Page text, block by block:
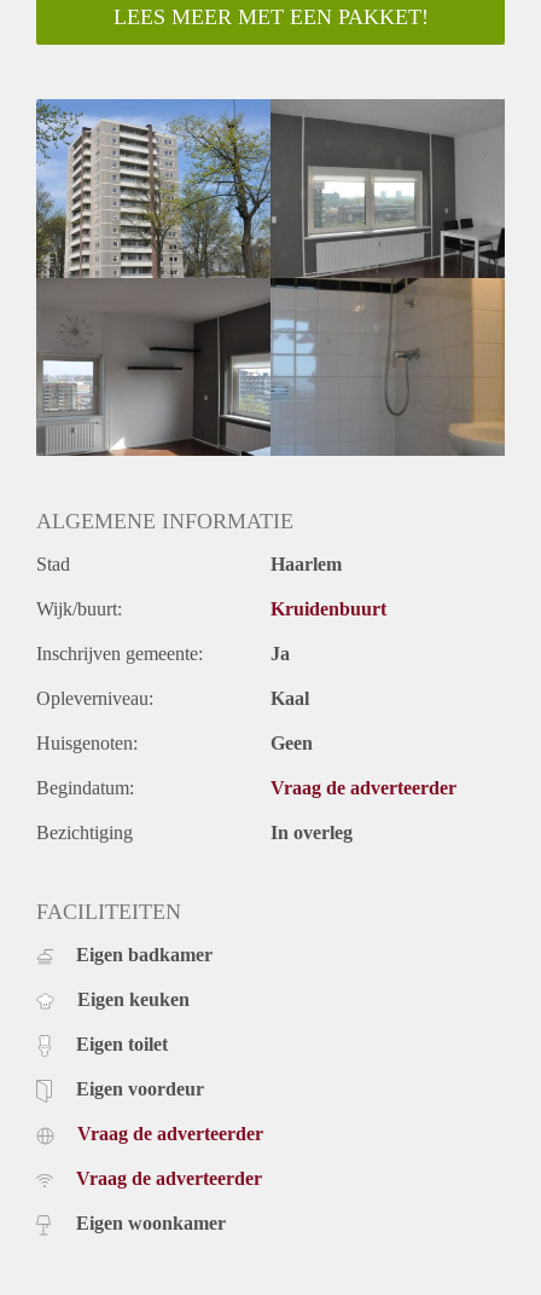
Garantiestelling mogelijk: Ja
Borg: 1 Maand
Huisdieren toegestaan: Afhankelijk van de Eigenaar
Huurtoeslag grens: Nee
Geschikt voor studenten: Afhankelijk van de Eigenaar
LEES MEER MET EEN PAKKET!
ALGEMENE INFORMATIE
Stad Haarlem
Wijk/buurt: Kruidenbuurt
Inschrijven gemeente: Ja
Opleverniveau: Kaal
Huisgenoten: Geen
Begindatum: Vraag de adverteerder
Bezichtiging In overleg
FACILITEITEN
Eigen badkamer
Eigen keuken
Eigen toilet
Eigen voordeur
Vraag de adverteerder
Vraag de adverteerder
Eigen woonkamer